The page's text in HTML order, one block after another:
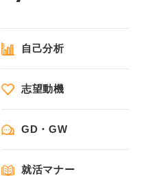
自己分析
志望動機
GD・GW
就活マナー